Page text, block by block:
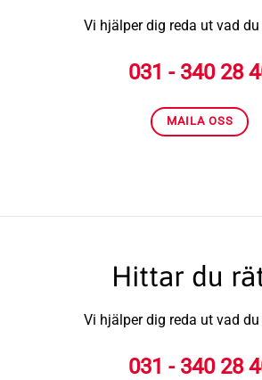
Vi hjälper dig reda ut vad du
031 - 340 28
MAILA OSS
Hittar du
Vi hjälper dig reda ut vad du
031 - 340 28